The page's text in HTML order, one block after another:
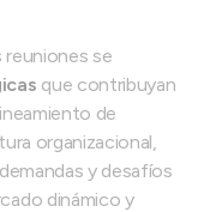
reuniones se
que contribuyan
de
organizacional,
y desafíos
dinámico y